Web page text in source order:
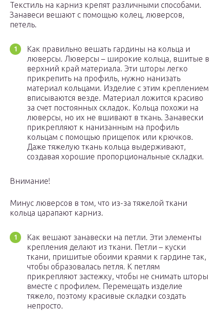
Текстиль на карниз крепят различными способами.
Занавеси вешают с помощью колец, люверсов,
петель.
Как правильно вешать гардины на кольца и
люверсы. Люверсы – широкие кольца, вшитые в
верхний край материала. Эти шторы легко
прикрепить на профиль, нужно нанизать
материал кольцами. Изделие с этим креплением
вписываются везде. Материал ложится красиво
за счет постоянных складок. Кольца похожи на
люверсы, но их не вшивают в ткань. Занавески
прикрепляют к нанизанным на профиль
кольцам с помощью прищепок или крючков.
Даже тяжелую ткань кольца выдерживают,
создавая хорошие пропорциональные складки.
Внимание!
Минус люверсов в том, что из-за тяжелой ткани
кольца царапают карниз.
Как вешают занавески на петли. Эти элементы
крепления делают из ткани. Петли – куски
ткани, пришитые обоими краями к гардине так,
чтобы образовалась петля. К петлям
прикрепляют застежку, чтобы не снимать шторы
вместе с профилем. Перемещать изделие
тяжело, поэтому красивые складки создать
непросто.